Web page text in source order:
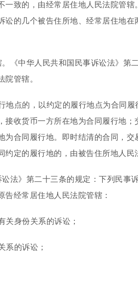
致的，由经常居住地人民法院管辖
的几个被告住所地、经常居住地在
《中华人民共和国民事诉讼法》第
院管辖。
地点的，以约定的履行地点为合同
收货币一方所在地为合同履行地；
合同履行地。即时结清的合同，交
定的履行地的，由被告住所地人民
法》第二十三条的规定：下列民事
经常居住地人民法院管辖：
关身份关系的诉讼；
系的诉讼；